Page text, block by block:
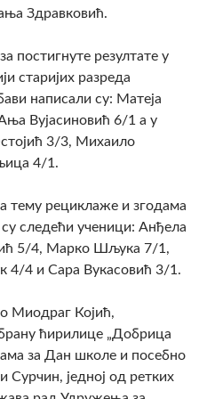
Здравковић.
постигнуте резултате у
старијих разреда
написали су: Матеја
Вујасиновић 6/1 а у
3/3, Михаило
4/1.
тему рециклаже и згодама
следећи ученици: Анђела
5/4, Марко Шљука 7/1,
4/4 и Сара Вукасовић 3/1.
Миодраг Којић,
ћирилице „Добрица
за Дан школе и посебно
Сурчин, једној од ретких